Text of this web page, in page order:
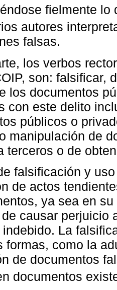
fielmente lo
autores
falsas.
los verbos
son: falsificar,
los documentos
con este delito
públicos o
manipulación de
terceros o de
falsificación y
de actos
ya sea en
causar perjuicio
La
formas, como la
de documentos
documentos